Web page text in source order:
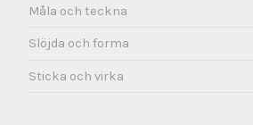
Måla och teckna
Slöjda och forma
Sticka och virka